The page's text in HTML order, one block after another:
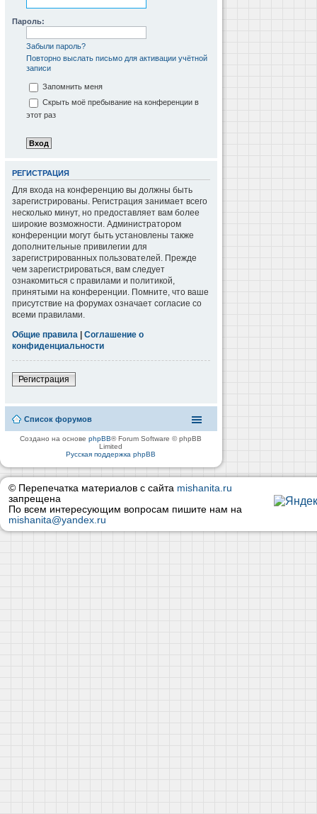
Пароль:
Забыли пароль?
Повторно выслать письмо для активации учётной
записи
Запомнить меня
Скрыть моё пребывание на конференции в
этот раз
РЕГИСТРАЦИЯ
Для входа на конференцию вы должны быть
зарегистрированы. Регистрация занимает всего
несколько минут, но предоставляет вам более
широкие возможности. Администратором
конференции могут быть установлены также
дополнительные привилегии для
зарегистрированных пользователей. Прежде
чем зарегистрироваться, вам следует
ознакомиться с правилами и политикой,
принятыми на конференции. Помните, что ваше
присутствие на форумах означает согласие со
всеми правилами.
Общие правила | Соглашение о
конфиденциальности
Регистрация
Список форумов
Создано на основеphpBB® Forum Software © phpBB
Limited
Русская поддержка phpBB
© Перепечатка материалов с сайта mishanita.ru
запрещена
По всем интересующим вопросам пишите нам на
mishanita@yandex.ru